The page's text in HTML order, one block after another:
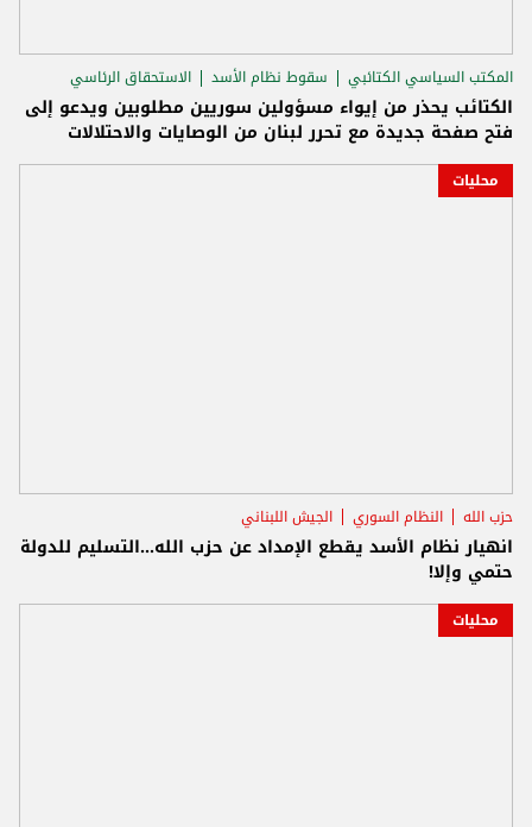
المكتب السياسي الكتائبي سقوط نظام الأسد الاستحقاق الرئاسي
الكتائب يحذر من إيواء مسؤولين سوريين مطلوبين ويدعو إلى
فتح صفحة جديدة مع تحرر لبنان من الوصايات والاحتلالات
محليات
حزب الله النظام السوري الجيش اللبناني
انهيار نظام الأسد يقطع الإمداد عن حزب الله...التسليم للدولة
حتمي وإلا!
محليات